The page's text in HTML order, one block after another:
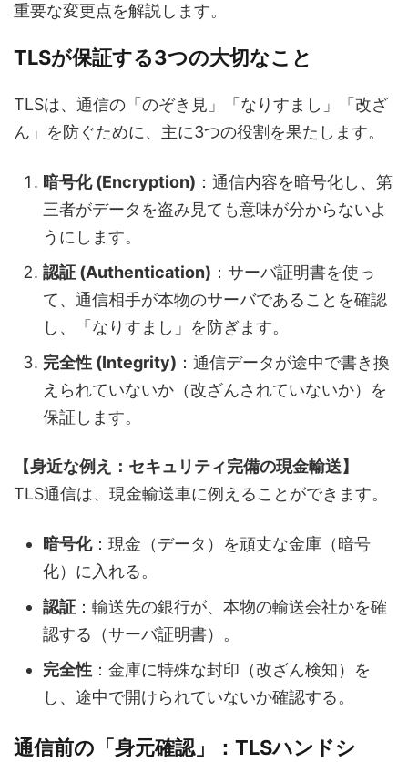
重要な変更点を解説します。
TLSが保証する3つの大切なこと
TLSは、通信の「のぞき見」「なりすまし」「改ざ
ん」を防ぐために、主に3つの役割を果たします。
暗号化 (Encryption) ：通信内容を暗号化し、第
三者がデータを盗み見ても意味が分からないよ
うにします。
認証 (Authentication) ：サーバ証明書を使っ
て、通信相手が本物のサーバであることを確認
し、「なりすまし」を防ぎます。
完全性 (Integrity) ：通信データが途中で書き換
えられていないか（改ざんされていないか）を
保証します。
【身近な例え：セキュリティ完備の現金輸送】
TLS通信は、現金輸送車に例えることができます。
暗号化：現金（データ）を頑丈な金庫（暗号
化）に入れる。
認証 ：輸送先の銀行が、本物の輸送会社かを確
認する（サーバ証明書）。
完全性 ：金庫に特殊な封印（改ざん検知）を
し、途中で開けられていないか確認する。
通信前の「身元確認」：TLSハンドシ